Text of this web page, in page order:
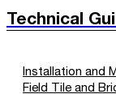
Technical
Installation and
Field Tile and